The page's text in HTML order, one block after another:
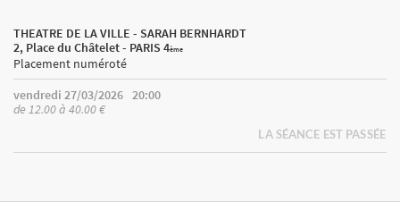
THEATRE DE LA VILLE - SARAH BERNHARDT
2, Place du Châtelet - PARIS 4ème
Placement numéroté
vendredi 27/03/2026 20:00
de 12.00 à 40.00 €
LA SÉANCE EST PASSÉE